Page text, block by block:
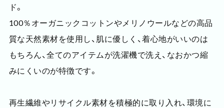
ド。
100％オーガニックコットンやメリノウールなどの高品
質な天然素材を使用し、肌に優しく、着心地がいいのは
もちろん、全てのアイテムが洗濯機で洗え、なおかつ縮
みにくいのが特徴です。
再生繊維やリサイクル素材を積極的に取り入れ、環境に